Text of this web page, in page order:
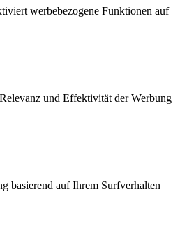
werbebezogene Funktionen auf
und Effektivität der Werbung
basierend auf Ihrem Surfverhalten